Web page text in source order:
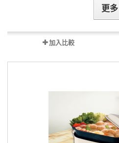
更多
加入比較